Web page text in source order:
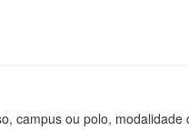
campus ou polo,